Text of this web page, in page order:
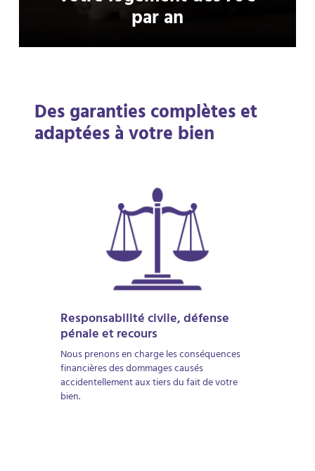
par an
Des garanties complètes et
adaptées à votre bien
Responsabilité civile, défense
pénale et recours
Nous prenons en charge les conséquences
financières des dommages causés
accidentellement aux tiers du fait de votre
bien.